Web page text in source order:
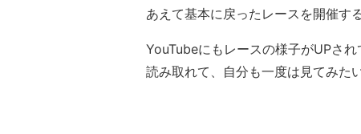
あえて基本に戻ったレースを開催す
YouTubeにもレースの様子がUPさ
読み取れて、自分も一度は見てみた